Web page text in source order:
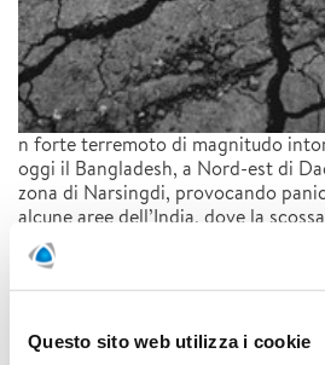
Questo sito web utilizza i cookie
n forte terremoto di magnitudo
oggi il Bangladesh, a Nord-est di
zona di Narsingdi, provocando
alcune aree dell’India, dove la
avvertita.
LEGGI DI PIÙ